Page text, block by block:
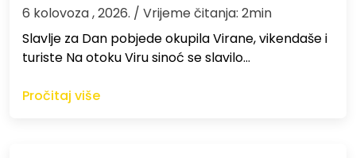
6 kolovoza , 2026. / Vrijeme čitanja: 2min
Slavlje za Dan pobjede okupila Virane, vikendaše i
turiste Na otoku Viru sinoć se slavilo…
Pročitaj više